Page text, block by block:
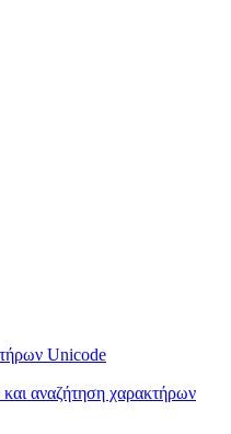
Unicode
αναζήτηση χαρακτήρων